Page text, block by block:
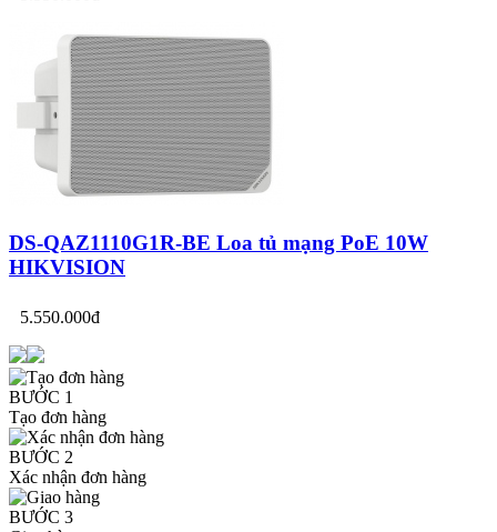
DS-QAZ1110G1R-BE Loa tủ mạng PoE 10W
HIKVISION
5.550.000đ
BƯỚC 1
Tạo đơn hàng
BƯỚC 2
Xác nhận đơn hàng
BƯỚC 3